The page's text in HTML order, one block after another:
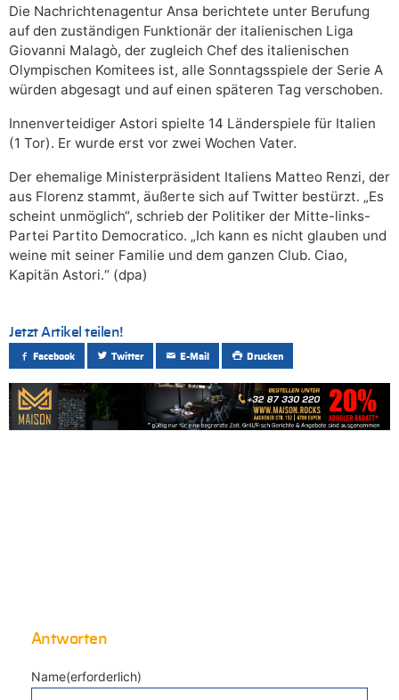
Die Nachrichtenagentur Ansa berichtete unter Berufung
auf den zuständigen Funktionär der italienischen Liga
Giovanni Malagò, der zugleich Chef des italienischen
Olympischen Komitees ist, alle Sonntagsspiele der Serie A
würden abgesagt und auf einen späteren Tag verschoben.
Innenverteidiger Astori spielte 14 Länderspiele für Italien
(1 Tor). Er wurde erst vor zwei Wochen Vater.
Der ehemalige Ministerpräsident Italiens Matteo Renzi, der
aus Florenz stammt, äußerte sich auf Twitter bestürzt. „Es
scheint unmöglich“, schrieb der Politiker der Mitte-links-
Partei Partito Democratico. „Ich kann es nicht glauben und
weine mit seiner Familie und dem ganzen Club. Ciao,
Kapitän Astori.“ (dpa)
Jetzt Artikel teilen!
Facebook Twitter E-Mail Drucken
Antworten
Name(erforderlich)